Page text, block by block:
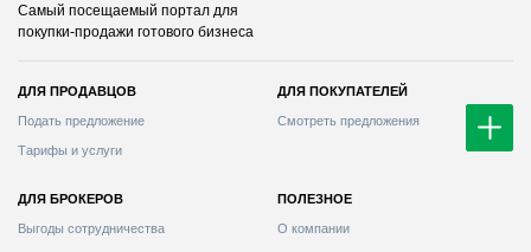
Самый посещаемый портал для
покупки-продажи готового бизнеса
ДЛЯ ПРОДАВЦОВ
Тарифы и услуги
ДЛЯ ПОКУПАТЕЛЕЙ
Смотреть предложения
ДЛЯ БРОКЕРОВ
Выгоды сотрудничества
ПОЛЕЗНОЕ
О компании